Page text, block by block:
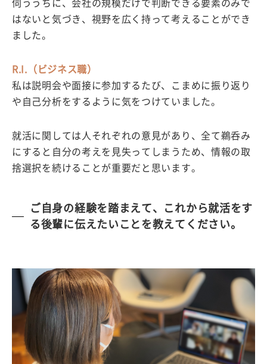
伺ううちに、会社の規模だけで判断できる要素のみで
はないと気づき、視野を広く持って考えることができ
ました。
R.I.（ビジネス職）
私は説明会や面接に参加するたび、こまめに振り返り
や自己分析をするように気をつけていました。
就活に関しては人それぞれの意見があり、全て鵜呑み
にすると自分の考えを見失ってしまうため、情報の取
捨選択を続けることが重要だと思います。
ご自身の経験を踏まえて、これから就活をす
る後輩に伝えたいことを教えてください。